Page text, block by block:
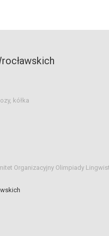
kółka
Organizacyjny Olimpiady